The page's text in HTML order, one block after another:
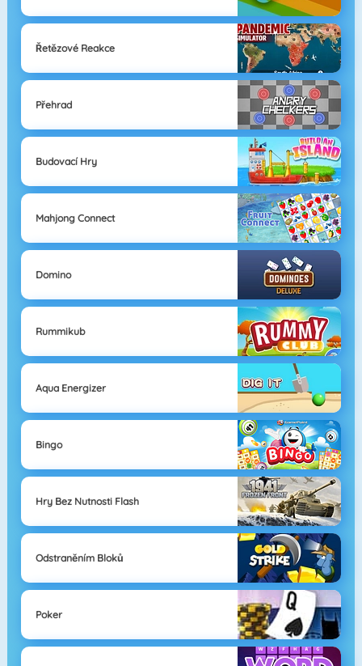
Řetězové Reakce
Přehrad
Budovací Hry
Mahjong Connect
Domino
Rummikub
Aqua Energizer
Bingo
Hry Bez Nutnosti Flash
Odstraněním Bloků
Poker